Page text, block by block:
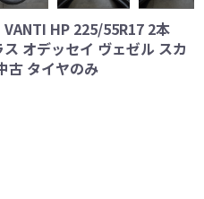
HP 225/55R17 2本
オデッセイ ヴェゼル スカ
古 タイヤのみ